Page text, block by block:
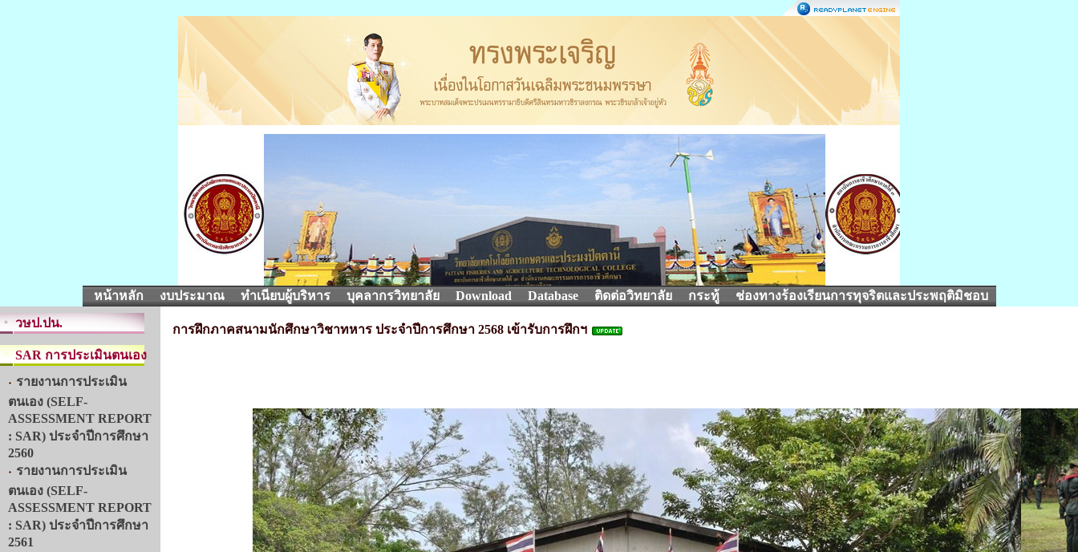
หน้าหลัก งบประมาณ ทำเนียบผู้บริหาร บุคลากรวิทยาลัย Download Database ติดต่อวิทยาลัย กระทู้
ช่องทางร้องเรียนการทุจริตและประพฤติมิชอบ
วษป.ปน.
SAR การประเมินตนเอง
รายงานการประเมิน
ตนเอง (SELF-
ASSESSMENT REPORT
: SAR) ประจำปีการศึกษา
2560
รายงานการประเมิน
ตนเอง (SELF-
ASSESSMENT REPORT
: SAR) ประจำปีการศึกษา
2561
การฝึกภาคสนามนักศึกษาวิชาทหาร ประจำปีการศึกษา 2568 เข้ารับการฝึกฯ